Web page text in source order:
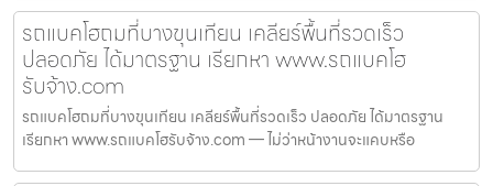
รถแบคโฮถมที่บางขุนเทียน เคลียร์พื้นที่รวดเร็ว
ปลอดภัย ได้มาตรฐาน เรียกหา www.รถแบคโฮ
รับจ้าง.com
รถแบคโฮถมที่บางขุนเทียน เคลียร์พื้นที่รวดเร็ว ปลอดภัย ได้มาตรฐาน
เรียกหา www.รถแบคโฮรับจ้าง.com — ไม่ว่าหน้างานจะแคบหรือ